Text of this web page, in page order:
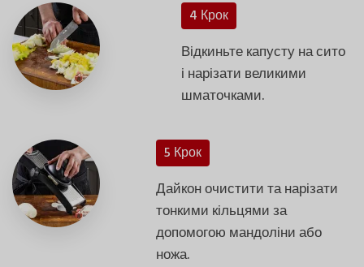
4 Крок
Відкиньте капусту на сито
і нарізати великими
шматочками.
5 Крок
Дайкон очистити та нарізати
тонкими кільцями за
допомогою мандоліни або
ножа.